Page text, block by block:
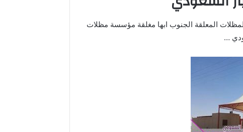
السعودي جول / 0553770074. سيارات المظلات المعلقة الجنوب ابها مغلقة مؤسسة مظلات
…